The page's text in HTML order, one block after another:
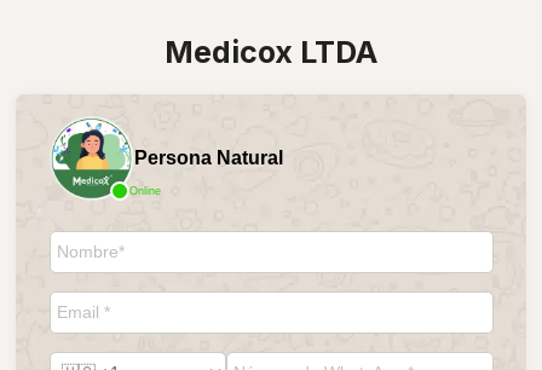
Medicox LTDA
Online
Persona Natural